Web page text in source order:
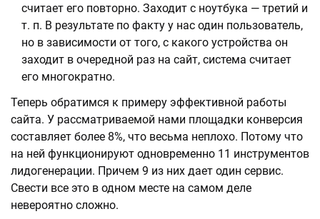
считает его повторно. Заходит с ноутбука — третий и
т. п. В результате по факту у нас один пользователь,
но в зависимости от того, с какого устройства он
заходит в очередной раз на сайт, система считает
его многократно.
Теперь обратимся к примеру эффективной работы
сайта. У рассматриваемой нами площадки конверсия
составляет более 8%, что весьма неплохо. Потому что
на ней функционируют одновременно 11 инструментов
лидогенерации. Причем 9 из них дает один сервис.
Свести все это в одном месте на самом деле
невероятно сложно.